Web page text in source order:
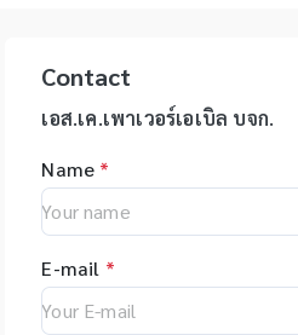
Investigator®
IDplex GO Kit,
Investigator®
IDplex Plus Kit,
Investigator®
24plex GO Kit,
Investigator®
24plex QS kit
reagents, US -
Applied
HIDTM Instruments
and consumables,
US - Applied
Rapid HITTM
Systems
instruments and
Contact
เอส.เค.เพาเวอร์เอเบิล บจก.
Name *
E-mail *